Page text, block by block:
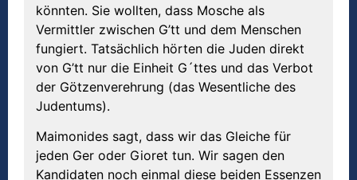
könnten. Sie wollten, dass Mosche als
Vermittler zwischen G’tt und dem Menschen
fungiert. Tatsächlich hörten die Juden direkt
von G’tt nur die Einheit G´ttes und das Verbot
der Götzenverehrung (das Wesentliche des
Judentums).
Maimonides sagt, dass wir das Gleiche für
jeden Ger oder Gioret tun. Wir sagen den
Kandidaten noch einmal diese beiden Essenzen